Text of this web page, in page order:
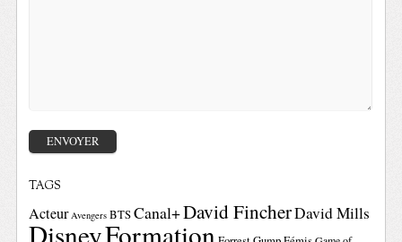
TAGS
Acteur Avengers BTSCanal+David FincherDavid Mills
DisneyFormation